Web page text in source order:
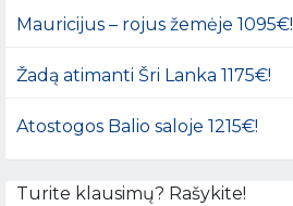
Mauricijus – rojus žemėje 1095€!
Žadą atimanti Šri Lanka 1175€!
Atostogos Balio saloje 1215€!
Turite klausimų? Rašykite!